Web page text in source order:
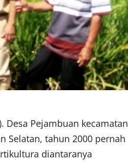
Desa Pejambuan kecamatan
Selatan, tahun 2000 pernah
diantaranya